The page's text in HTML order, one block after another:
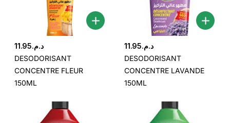
د.م.11.95
DESODORISANT
CONCENTRE FLEUR
150ML
د.م.11.95
DESODORISANT
CONCENTRE LAVANDE
150ML